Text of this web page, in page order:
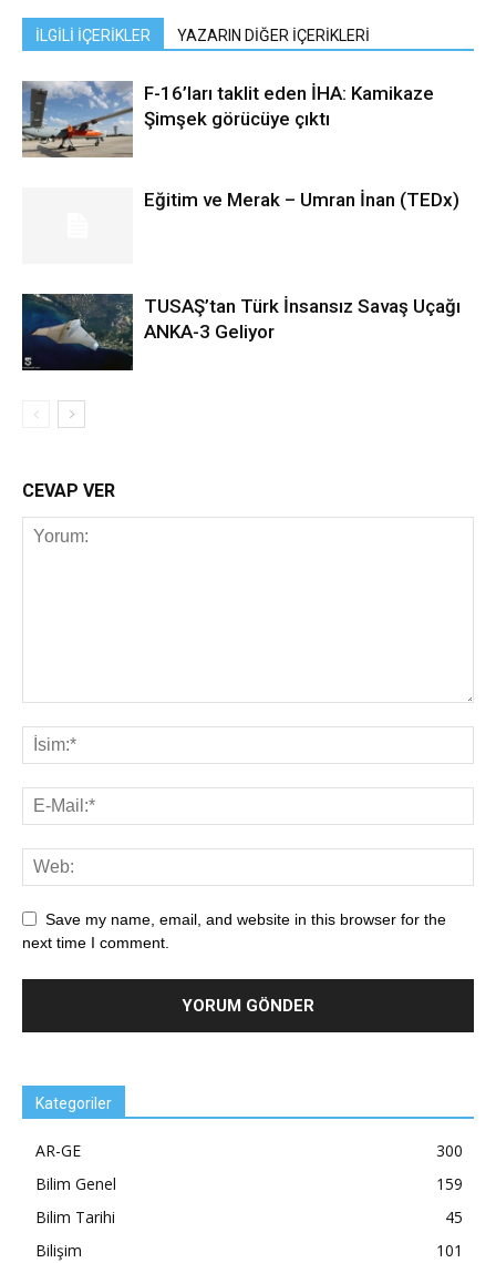
İLGİLİ İÇERİKLER YAZARIN DİĞER İÇERİKLERİ
F-16’ları taklit eden İHA: Kamikaze
Şimşek görücüye çıktı
Eğitim ve Merak – Umran İnan (TEDx)
TUSAŞ’tan Türk İnsansız Savaş Uçağı
ANKA-3 Geliyor
CEVAP VER
Save my name, email, and website in this browser for the
next time I comment.
Kategoriler
AR-GE
300
Bilim Genel
159
Bilim Tarihi
45
Bilişim
101